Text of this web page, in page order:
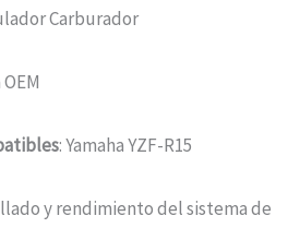
Carburador
: Yamaha YZF-R15
y rendimiento del sistema de